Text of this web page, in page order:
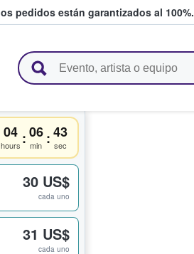
pedidos están garantizados al 100%.
04
hours :06
min :43
sec
30 US$
cada uno
31 US$
cada uno